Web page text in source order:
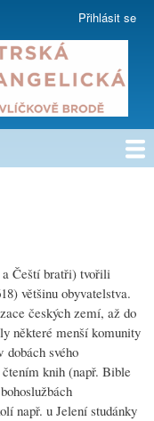
Přihlásit se
Čeští bratři) tvořili
většinu obyvatelstva.
českých zemí, až do
některé menší komunity
svého
čtením knih (např. Bible
např. u Jelení studánky